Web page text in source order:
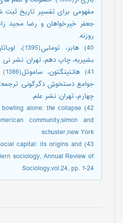
مفهومی برای تفسیر تاریخ ثبت
جعفر خیرخواهان و رضا مجید
روزنه.
40) هابز،
بشیریه، چاپ دهم، تهران: نشر نی
41)
جوامع دستخوش دگرگونی.
چهارم، تهران: نشر علم.
bowling alone: the collapse
community,simon and
schuster,new York
Social capital: its origins and
sociology, Annual Review of
Sociology,vol.24, pp. 1-24